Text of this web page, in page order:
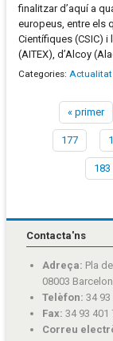
finalitzar d’aquí a
europeus, entre els
Científiques (CSIC) i
(AITEX), d’Alcoy
Categories: Actualitat
Pàgines
« primer
177
183
Contacta'ns
Adreça: Pla
08003
Telèfon: 34 93
Fax: 34 93 401
Correu